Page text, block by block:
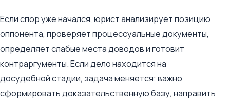
Если спор уже начался, юрист анализирует позицию
оппонента, проверяет процессуальные документы,
определяет слабые места доводов и готовит
контраргументы. Если дело находится на
досудебной стадии, задача меняется: важно
сформировать доказательственную базу, направить